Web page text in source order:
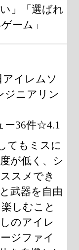
」「選ばれ
ーム」
アイレムソ
ジニアリン
ー36件☆4.1
てもミスに
が低く、シ
スメでき
武器を自由
しむこと
のアイレ
ジファイ